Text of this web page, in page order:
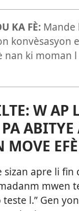
KA FÈ: Mande
konvèsasyon
nan ki moman
W AP
MOVE
sizan apre li
mwen
teste l.” Gen